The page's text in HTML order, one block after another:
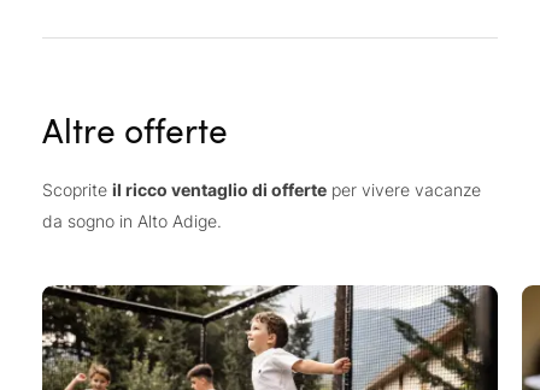
Altre offerte
Scoprite il ricco ventaglio di offerte per vivere vacanze
da sogno in Alto Adige.